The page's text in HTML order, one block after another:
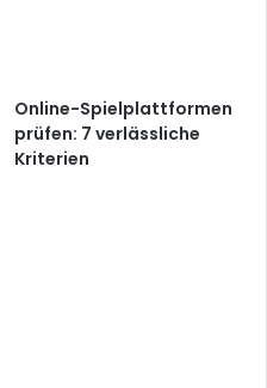
Online-Spielplattformen
prüfen: 7 verlässliche
Kriterien